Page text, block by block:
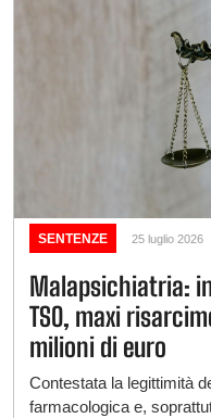
25 luglio 2026
SENTENZE
Malapsichiatria:
TSO, maxi
milioni di euro
Contestata la legittimità
farmacologica e,